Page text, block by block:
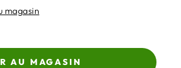
magasin
AU MAGASIN